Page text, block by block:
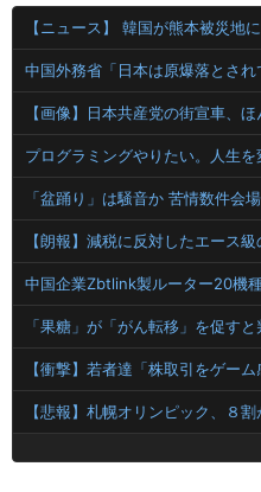
【画像】日本共産党の街宣車、
プログラミングやりたい。人生を
「果糖」が「がん転移」を促すと
【衝撃】若者達「株取引をゲー
【悲報】札幌オリンピック、８割